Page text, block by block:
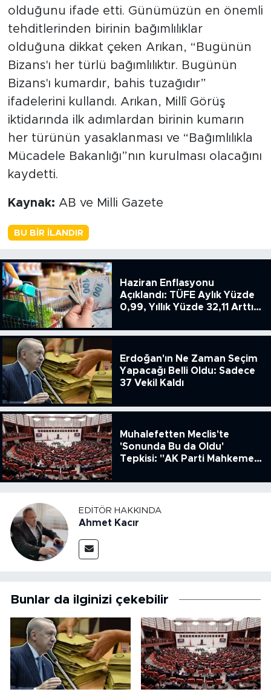
olduğunu ifade etti. Günümüzün en önemli
tehditlerinden birinin bağımlılıklar
olduğuna dikkat çeken Arıkan, “Bugünün
Bizans'ı her türlü bağımlılıktır. Bugünün
Bizans'ı kumardır, bahis tuzağıdır”
ifadelerini kullandı. Arıkan, Millî Görüş
iktidarında ilk adımlardan birinin kumarın
her türünün yasaklanması ve “Bağımlılıkla
Mücadele Bakanlığı”nın kurulması olacağını
kaydetti.
Kaynak: AB ve Milli Gazete
BU BIR İLANDIR
Haziran Enflasyonu
Açıklandı: TÜFE Aylık Yüzde
0,99, Yıllık Yüzde 32,11 Arttı,
51.49
Erdoğan'ın Ne Zaman Seçim
Yapacağı Belli Oldu: Sadece
37 Vekil Kaldı
Muhalefetten Meclis'te
'Sonunda Bu da Oldu'
Tepkisi: "AK Parti Mahkeme
Kanun Çıkardı"
EDITÖR HAKKINDA
Ahmet Kacır
Bunlar da ilginizi çekebilir